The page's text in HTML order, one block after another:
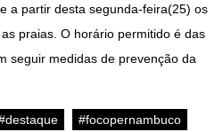
a partir desta segunda-feira(25) os
praias. O horário permitido é das
seguir medidas de prevenção da
#focopernambuco